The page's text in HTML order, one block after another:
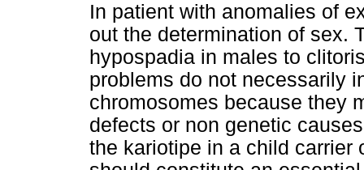
In patient with anomalies of
out the determination of sex.
hypospadia in males to
problems do not necessarily
chromosomes because they
defects or non genetic
the kariotipe in a child carrier